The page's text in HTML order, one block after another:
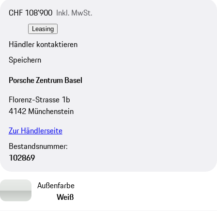
CHF 108'900 Inkl. MwSt.
Leasing
Händler kontaktieren
Speichern
Porsche Zentrum Basel
Florenz-Strasse 1b
4142 Münchenstein
Zur Händlerseite
Bestandsnummer:
102869
Außenfarbe
Weiß